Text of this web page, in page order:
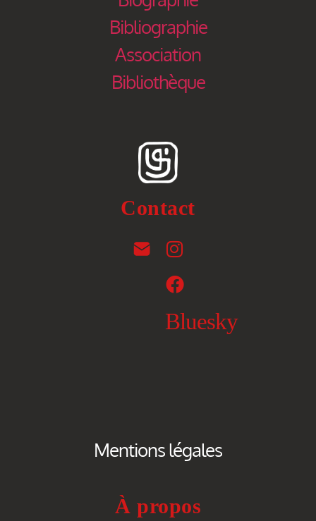
Bibliographie
Association
Bibliothèque
Contact
Bluesky
Mentions légales
À propos